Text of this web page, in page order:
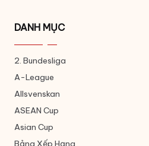
DANH MỤC
2. Bundesliga
A-League
Allsvenskan
ASEAN Cup
Asian Cup